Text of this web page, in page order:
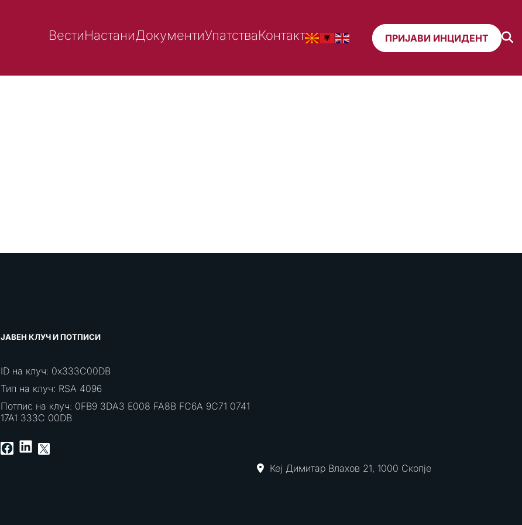
ВестиНастаниДокументиУпатстваКонтакт ПРИЈАВИ ИНЦИДЕНТ
ЈАВЕН КЛУЧ И ПОТПИСИ
ID на клуч: 0x333C00DB
Тип на клуч: RSA 4096
Потпис на клуч: 0FB9 3DA3 E008 FA8B FC6A 9C71 0741
17A1 333C 00DB
Facebook
LinkedIn
X
Кеј Димитар Влахов 21, 1000 Скопје